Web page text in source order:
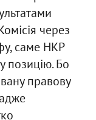
через
саме НКР
позицію. Бо
правову